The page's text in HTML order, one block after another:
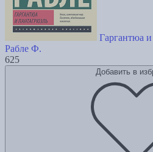
Гаргантюа
Рабле Ф.
625
Добавить в